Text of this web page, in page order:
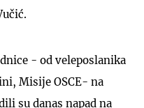
- od veleposlanika
Misije OSCE- na
su danas napad na